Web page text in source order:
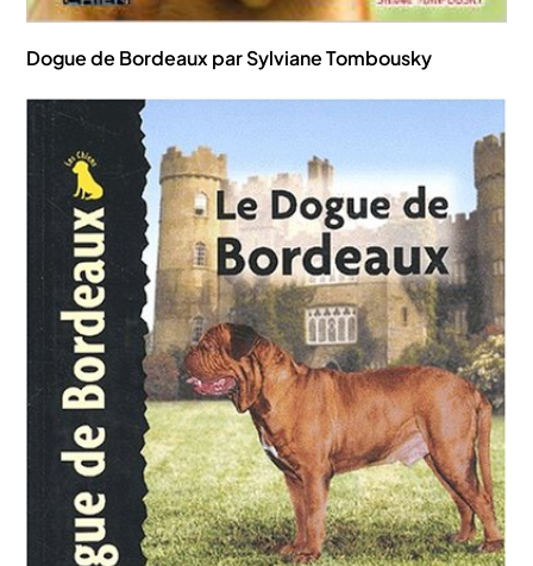
Dogue de Bordeaux par Sylviane Tombousky